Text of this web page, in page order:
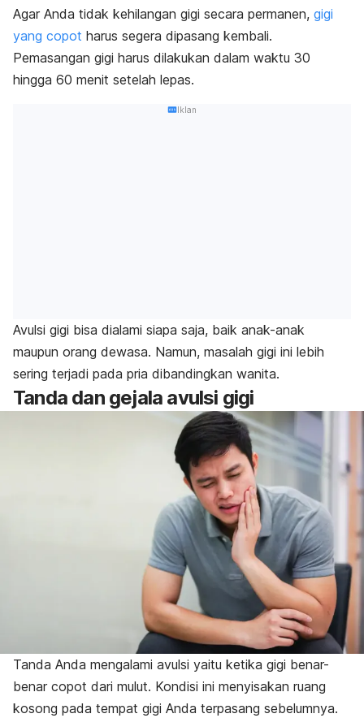
Agar Anda tidak kehilangan gigi secara permanen, gigi
yang copot harus segera dipasang kembali.
Pemasangan gigi harus dilakukan dalam waktu 30
hingga 60 menit setelah lepas.
Iklan
Avulsi gigi bisa dialami siapa saja, baik anak-anak
maupun orang dewasa. Namun, masalah gigi ini lebih
sering terjadi pada pria dibandingkan wanita.
Tanda dan gejala avulsi gigi
Tanda Anda mengalami avulsi yaitu ketika gigi benar-
benar copot dari mulut. Kondisi ini menyisakan ruang
kosong pada tempat gigi Anda terpasang sebelumnya.